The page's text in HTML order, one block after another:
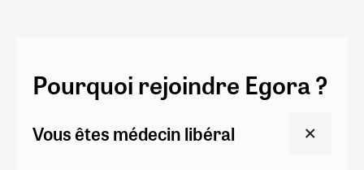
Pourquoi rejoindre Egora ?
Vous êtes médecin libéral